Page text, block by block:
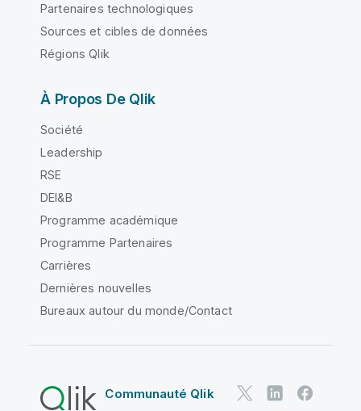
Partenaires technologiques
Sources et cibles de données
Régions Qlik
À Propos De Qlik
Société
Leadership
RSE
DEI&B
Programme académique
Programme Partenaires
Carrières
Dernières nouvelles
Bureaux autour du monde/Contact
Communauté Qlik